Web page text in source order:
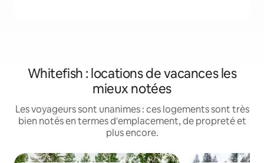
Whitefish : locations de vacances les
mieux notées
Les voyageurs sont unanimes : ces logements sont très
bien notés en termes d'emplacement, de propreté et
plus encore.